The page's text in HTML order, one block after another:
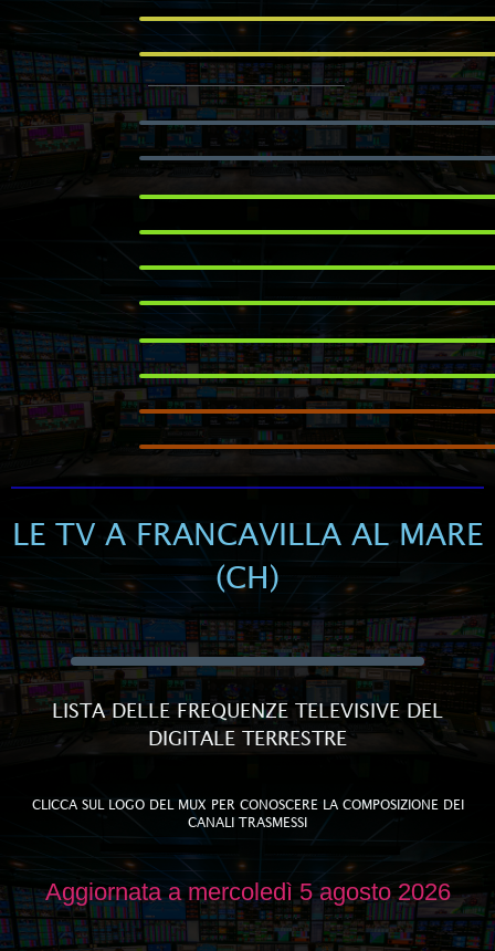
LE TV A FRANCAVILLA AL MARE
(CH)
LISTA DELLE FREQUENZE TELEVISIVE DEL
DIGITALE TERRESTRE
CLICCA SUL LOGO DEL MUX PER CONOSCERE LA COMPOSIZIONE DEI
CANALI TRASMESSI
Aggiornata a mercoledì 5 agosto 2026